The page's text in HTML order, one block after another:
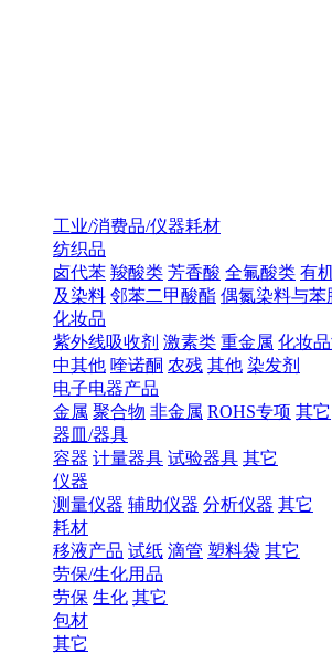
工业/消费品/仪器耗材
纺织品
卤代苯 羧酸类 芳香酸 全氟酸类 有
及染料 邻苯二甲酸酯 偶氮染料与苯
化妆品
紫外线吸收剂 激素类 重金属 化妆
中其他 喹诺酮 农残 其他 染发剂
电子电器产品
金属 聚合物 非金属 ROHS专项 其它
器皿/器具
容器 计量器具 试验器具 其它
仪器
测量仪器 辅助仪器 分析仪器 其它
耗材
移液产品 试纸 滴管 塑料袋 其它
劳保/生化用品
劳保 生化 其它
包材
其它